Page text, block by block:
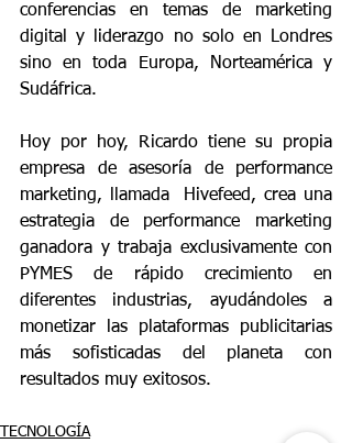
conferencias en temas de marketing
digital y liderazgo no solo en Londres
sino en toda Europa, Norteamérica y
Sudáfrica.
Hoy por hoy, Ricardo tiene su propia
empresa de asesoría de performance
marketing, llamada  Hivefeed, crea una
estrategia de performance marketing
ganadora y trabaja exclusivamente con
PYMES de rápido crecimiento en
diferentes industrias, ayudándoles a
monetizar las plataformas publicitarias
más sofisticadas del planeta con
resultados muy exitosos.
TECNOLOGÍA